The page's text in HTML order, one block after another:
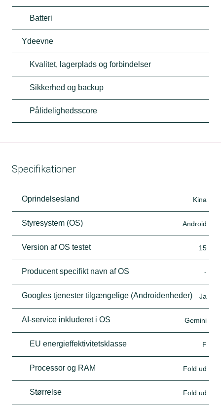
Batteri
Ydeevne
Kvalitet, lagerplads og forbindelser
Sikkerhed og backup
Pålidelighedsscore
Specifikationer
Oprindelsesland Kina
Styresystem (OS) Android
Version af OS testet 15
Producent specifikt navn af OS -
Googles tjenester tilgængelige (Androidenheder) Ja
AI-service inkluderet i OS Gemini
EU energieffektivitetsklasse F
Processor og RAM Fold ud
Størrelse Fold ud